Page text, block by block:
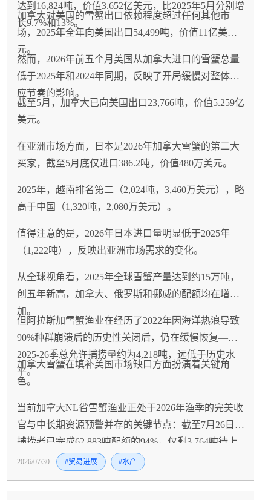
达到16,824吨，价值3.652亿美元，比2025年5月分别增
长9.7%和13%。
加拿大对美国的雪蟹出口依赖程度超过任何其他市
场，2025年全年向美国出口54,499吨，价值11亿美
元。
然而，2026年前五个月美国从加拿大进口的雪蟹总量
低于2025年和2024年同期，反映了开局缓慢对整体供
应节奏的影响。
截至5月，加拿大已向美国出口23,766吨，价值5.259亿
美元。
在亚洲市场方面，日本是2026年加拿大雪蟹的第二大
买家，截至5月底仅进口386.2吨，价值480万美元。
2025年，越南排名第二（2,024吨，3,460万美元），略
高于中国（1,320吨，2,080万美元）。
值得注意的是，2026年日本进口量明显低于2025年
（1,222吨），反映出亚洲市场需求的变化。
从全球视角看，2025年全球雪蟹产量达到约15万吨，
创五年新高，加拿大、俄罗斯和挪威的配额均在增
加。
但阿拉斯加雪蟹渔业在经历了2022年因海洋热浪导致
90%种群崩溃后的历史性关闭后，仍在缓慢恢复——
2025-26季总允许捕捞量约为4,218吨，远低于历史水
平。
加拿大雪蟹在填补美国市场缺口方面扮演着关键角
色。
当前加拿大NL省雪蟹渔业正处于2026年渔季的完美收
官与中长期资源预警并存的关键节点：截至7月26日，
捕捞者已完成62,883吨配额的94%，仅剩3,764吨待上
岸，这个经历了开局缓慢（天气延误、劳资谈判推迟
2026/07/30 #贸易进展 #水产